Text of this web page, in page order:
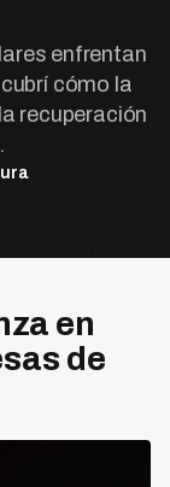
enfrentan
cómo la
recuperación
en
de